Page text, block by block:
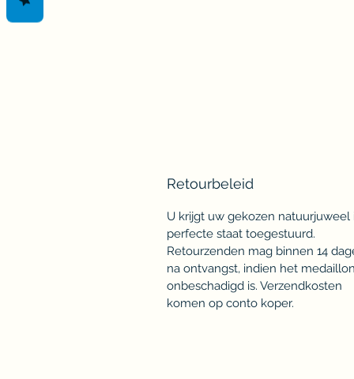
Retourbeleid
U krijgt uw gekozen natuurjuweel
perfecte staat toegestuurd.
Retourzenden mag binnen 14
na ontvangst, indien het medaillon
onbeschadigd is. Verzendkosten
komen op conto koper.